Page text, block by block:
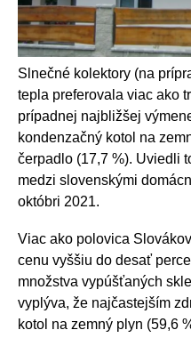
Slnečné kolektory (na
tepla preferovala viac ako
prípadnej najbližšej
kondenzačný kotol na
čerpadlo (17,7 %). Uviedli
medzi slovenskými
októbri 2021.
Viac ako polovica
cenu vyššiu do desať
množstva vypúšťaných
vyplýva, že najčastejším
kotol na zemný plyn (59,6